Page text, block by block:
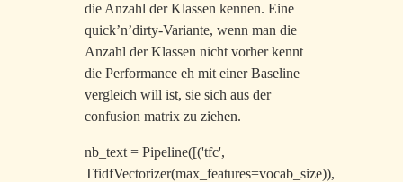
die Anzahl der Klassen kennen. Eine
quick’n’dirty-Variante, wenn man die
Anzahl der Klassen nicht vorher kennt
die Performance eh mit einer Baseline
vergleich will ist, sie sich aus der
confusion matrix zu ziehen.
nb_text = Pipeline([('tfc',
TfidfVectorizer(max_features=vocab_size)),